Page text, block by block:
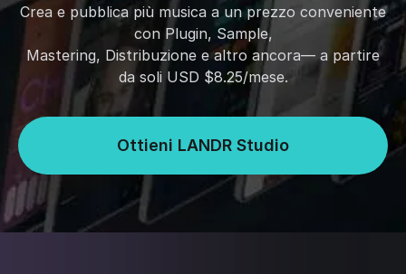
Crea e pubblica più musica a un prezzo conveniente
con Plugin, Sample,
Mastering, Distribuzione e altro ancora— a partire
da soli USD $8.25/mese.
Ottieni LANDR Studio